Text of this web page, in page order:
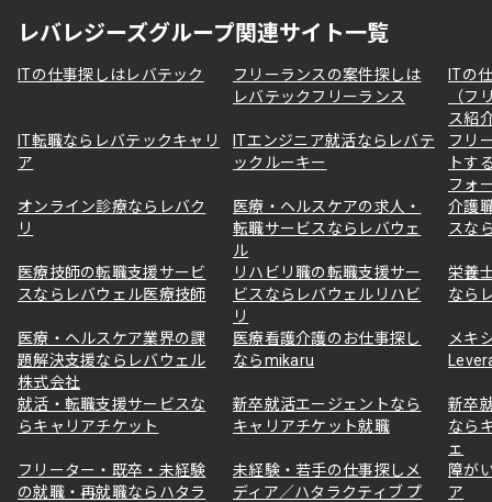
レバレジーズグループ関連サイト一覧
ITの仕事探しはレバテック
フリーランスの案件探しは
レバテックフリーランス
ITの
（フ
ス紹
IT転職ならレバテックキャリ
ア
ITエンジニア就活ならレバテ
ックルーキー
フリ
トす
フォ
オンライン診療ならレバク
リ
医療・ヘルスケアの求人・
転職サービスならレバウェ
ル
介護
スな
医療技師の転職支援サービ
スならレバウェル医療技師
リハビリ職の転職支援サー
ビスならレバウェルリハビ
リ
栄養
なら
医療・ヘルスケア業界の課
題解決支援ならレバウェル
株式会社
医療看護介護のお仕事探し
ならmikaru
メキ
就活・転職支援サービスな
らキャリアチケット
新卒就活エージェントなら
キャリアチケット就職
新卒
なら
ェ
フリーター・既卒・未経験
の就職・再就職ならハタラ
未経験・若手の仕事探しメ
ディア／ハタラクティブ プ
障が
ア